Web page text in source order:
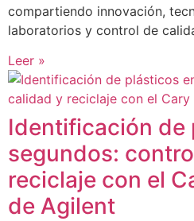
compartiendo innovación,
laboratorios y control de
Leer »
Identificación de
segundos:
reciclaje con el
de Agilent